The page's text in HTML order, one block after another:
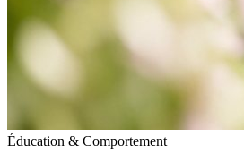
Éducation & Comportement